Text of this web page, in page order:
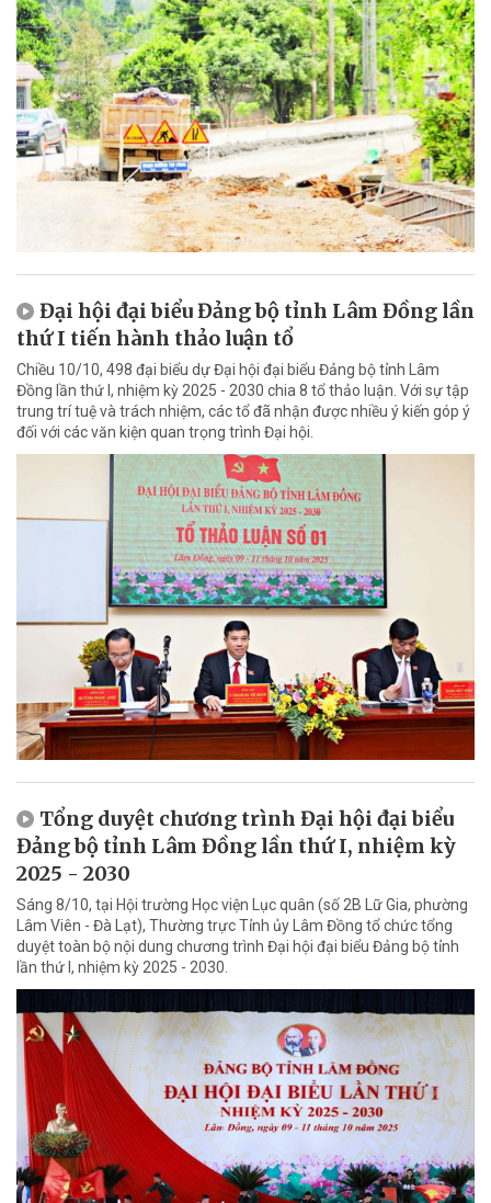
Đại hội đại biểu Đảng bộ tỉnh Lâm Đồng lần
thứ I tiến hành thảo luận tổ
Chiều 10/10, 498 đại biểu dự Đại hội đại biểu Đảng bộ tỉnh Lâm
Đồng lần thứ I, nhiệm kỳ 2025 - 2030 chia 8 tổ thảo luận. Với sự tập
trung trí tuệ và trách nhiệm, các tổ đã nhận được nhiều ý kiến góp ý
đối với các văn kiện quan trọng trình Đại hội.
Tổng duyệt chương trình Đại hội đại biểu
Đảng bộ tỉnh Lâm Đồng lần thứ I, nhiệm kỳ
2025 - 2030
Sáng 8/10, tại Hội trường Học viện Lục quân (số 2B Lữ Gia, phường
Lâm Viên - Đà Lạt), Thường trực Tỉnh ủy Lâm Đồng tổ chức tổng
duyệt toàn bộ nội dung chương trình Đại hội đại biểu Đảng bộ tỉnh
lần thứ I, nhiệm kỳ 2025 - 2030.